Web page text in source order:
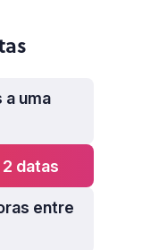
uma
datas
entre